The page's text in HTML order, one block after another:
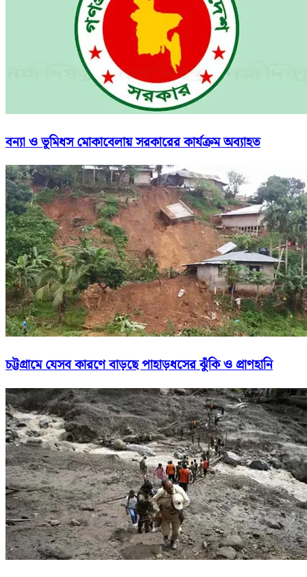
বন্যা ও ভূমিধস মোকাবেলায় সরকারের কার্যক্রম অব্যাহত
চট্টগ্রামে যেসব কারণে বাড়ছে পাহাড়ধসের ঝুঁকি ও প্রাণহানি